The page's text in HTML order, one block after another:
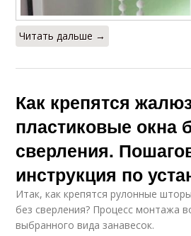
Читать дальше →
Как крепятся
пластиковые окна
сверления.
инструкция по
Итак, как крепятся рулонные
без сверления? Процесс монтажа
выбранного вида занавесок.